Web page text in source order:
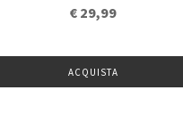
€ 29,99
ACQUISTA